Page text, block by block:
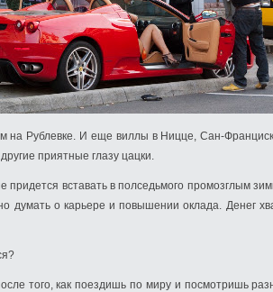
на Рублевке. И еще виллы в Ницце, Сан-
приятные глазу цацки.
придется вставать в полседьмого промозглым
думать о карьере и повышении оклада. Денег
того, как поездишь по миру и посмотришь